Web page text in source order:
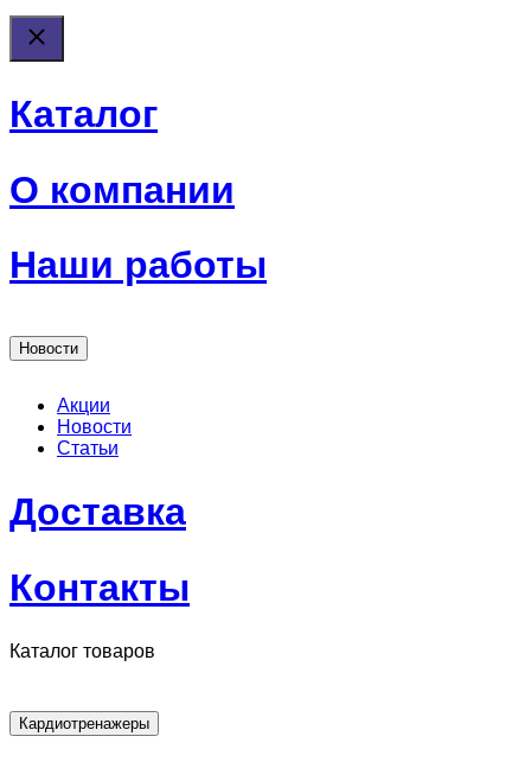
Каталог
О компании
Наши работы
Новости
Акции
Новости
Статьи
Доставка
Контакты
Каталог товаров
Кардиотренажеры